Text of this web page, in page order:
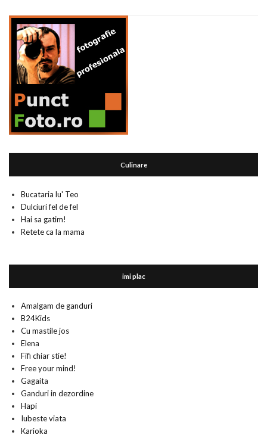
Culinare
Bucataria lu' Teo
Dulciuri fel de fel
Hai sa gatim!
Retete ca la mama
imi plac
Amalgam de ganduri
B24Kids
Cu mastile jos
Elena
Fifi chiar stie!
Free your mind!
Gagaita
Ganduri in dezordine
Hapi
Iubeste viata
Karioka